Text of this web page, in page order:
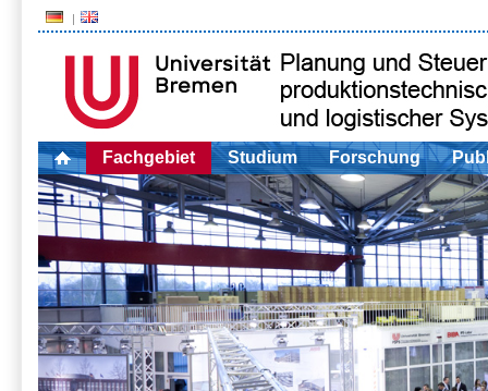
Fachgebiet Studium Forschung